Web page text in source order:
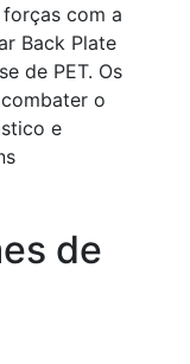
com a
Back Plate
de PET. Os
o
e
de